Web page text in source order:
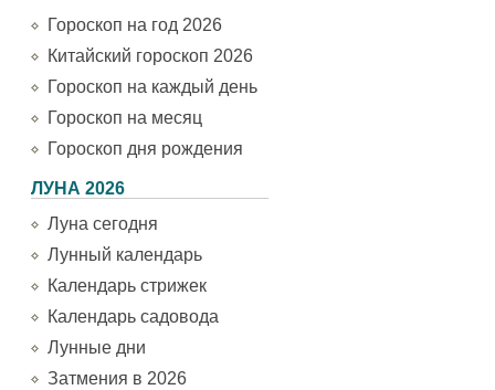
Гороскоп на год 2026
Китайский гороскоп 2026
Гороскоп на каждый день
Гороскоп на месяц
Гороскоп дня рождения
ЛУНА 2026
Луна сегодня
Лунный календарь
Календарь стрижек
Календарь садовода
Лунные дни
Затмения в 2026